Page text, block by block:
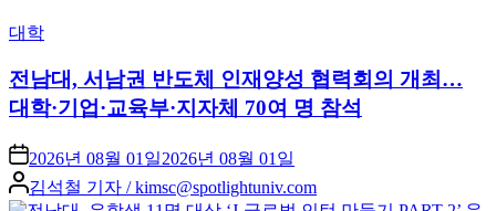
Posted
대학
전남대, 서남권 반도체 인재양성 협력회의 개최…
대학·기업·교육부·지자체 70여 명 참석
2026년 08월 01일2026년 08월 01일
Posted
by
김석철 기자 / kimsc@spotlightuniv.com